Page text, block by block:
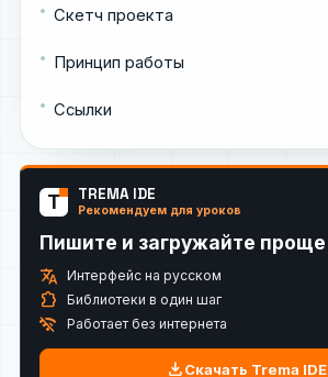
Скетч проекта
Принцип работы
Ссылки
T TREMA IDE
Рекомендуем для уроков
Пишите и загружайте проще
translate Интерфейс на русском
extension Библиотеки в один шаг
wifi_off Работает без интернета
downloadСкачать Trema IDE